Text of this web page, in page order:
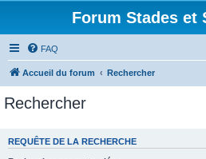
Forum Stades et
FAQ
Accueil du forum Rechercher
Rechercher
REQUÊTE DE LA RECHERCHE